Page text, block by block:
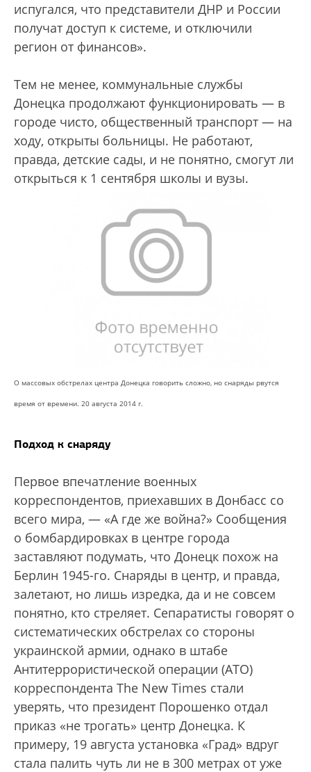
испугался, что представители ДНР и России
получат доступ к системе, и отключили
регион от финансов».
Тем не менее, коммунальные службы
Донецка продолжают функционировать — в
городе чисто, общественный транспорт — на
ходу, открыты больницы. Не работают,
правда, детские сады, и не понятно, смогут ли
открыться к 1 сентября школы и вузы.
О массовых обстрелах центра Донецка говорить сложно, но снаряды рвутся
время от времени. 20 августа 2014 г.
Подход к снаряду
Первое впечатление военных
корреспондентов, приехавших в Донбасс со
всего мира, — «А где же война?» Сообщения
о бомбардировках в центре города
заставляют подумать, что Донецк похож на
Берлин 1945-го. Снаряды в центр, и правда,
залетают, но лишь изредка, да и не совсем
понятно, кто стреляет. Сепаратисты говорят о
систематических обстрелах со стороны
украинской армии, однако в штабе
Антитеррористической операции (АТО)
корреспондента The New Times стали
уверять, что президент Порошенко отдал
приказ «не трогать» центр Донецка. К
примеру, 19 августа установка «Град» вдруг
стала палить чуть ли не в 300 метрах от уже